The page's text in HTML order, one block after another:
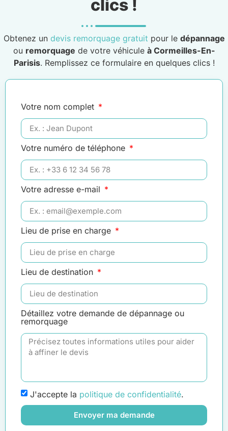
clics !
Obtenez un devis remorquage gratuit pour le dépannage
ou remorquage de votre véhicule à Cormeilles-En-
Parisis. Remplissez ce formulaire en quelques clics !
Votre nom complet
Votre numéro de téléphone
Votre adresse e-mail
Lieu de prise en charge
Lieu de destination
Détaillez votre demande de dépannage ou
remorquage
J'accepte la politique de confidentialité.
Envoyer ma demande